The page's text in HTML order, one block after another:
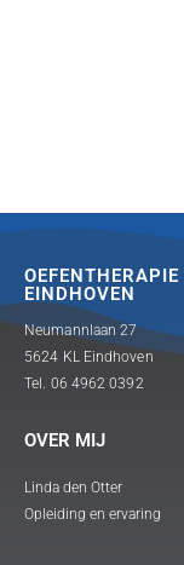
OEFENTHERAPIE
EINDHOVEN
Neumannlaan 27
5624 KL Eindhoven
Tel. 06 4962 0392
OVER MIJ
Linda den Otter
Opleiding en ervaring